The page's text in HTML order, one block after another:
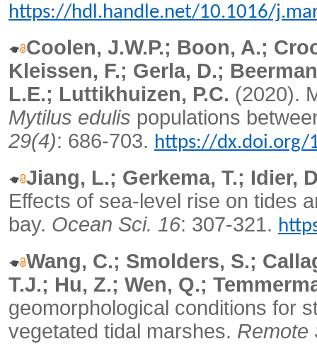
https://hdl.handle.net/10.1016/
Coolen, J.W.P.; Boon, A.;
Kleissen, F.; Gerla, D.;
L.E.; Luttikhuizen, P.C. (2020).
Mytilus edulis populations
29(4): 686-703. https://dx.doi.org/
Jiang, L.; Gerkema, T.; Idier,
Effects of sea-level rise on tides
bay. Ocean Sci. 16: 307-321.
Wang, C.; Smolders, S.;
T.J.; Hu, Z.; Wen, Q.;
geomorphological conditions for
vegetated tidal marshes. Remote